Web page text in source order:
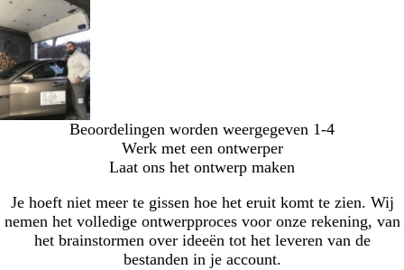
Beoordelingen worden weergegeven 1-4
Werk met een ontwerper
Laat ons het ontwerp maken
Je hoeft niet meer te gissen hoe het eruit komt te zien. Wij
nemen het volledige ontwerpproces voor onze rekening, van
het brainstormen over ideeën tot het leveren van de
bestanden in je account.